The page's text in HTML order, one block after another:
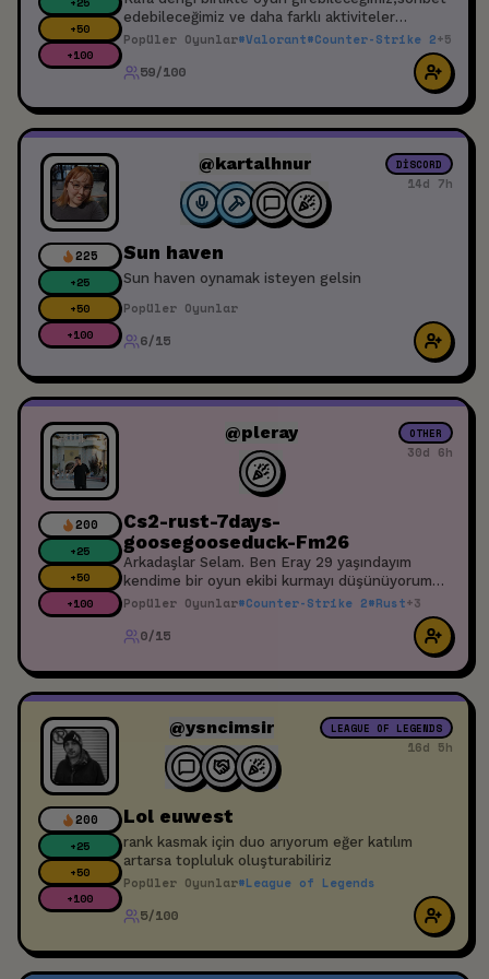
+50
+100
edebileceğimiz ve daha farklı aktiviteler
yapabileceğimiz +17 arkadaşları sunucuma
Popüler Oyunlar#Valorant#Counter-Strike 2+5
59/100
225
+25
+50
+100
@kartalhnur DISCORD
14d 7h
Sun haven
Sun haven oynamak isteyen gelsin
Popüler Oyunlar
6/15
200
+25
+50
+100
@pleray OTHER
30d 6h
Cs2-rust-7days-
goosegooseduck-Fm26
Arkadaşlar Selam. Ben Eray 29 yaşındayım
kendime bir oyun ekibi kurmayı düşünüyorum
ilgilenenler katılabilir. Yayın düşüncem var o
yüzden sabit bir ekip olmasını istiyorum. Saygı
ve sevgi çerçevesinde doğru dürüst insanlar
Popüler Oyunlar#Counter-Strike 2#Rust+3
0/15
200
+25
+50
+100
@ysncimsir LEAGUE OF LEGENDS
16d 5h
Lol euwest
rank kasmak için duo arıyorum eğer katılım
artarsa topluluk oluşturabiliriz
Popüler Oyunlar#League of Legends
5/100